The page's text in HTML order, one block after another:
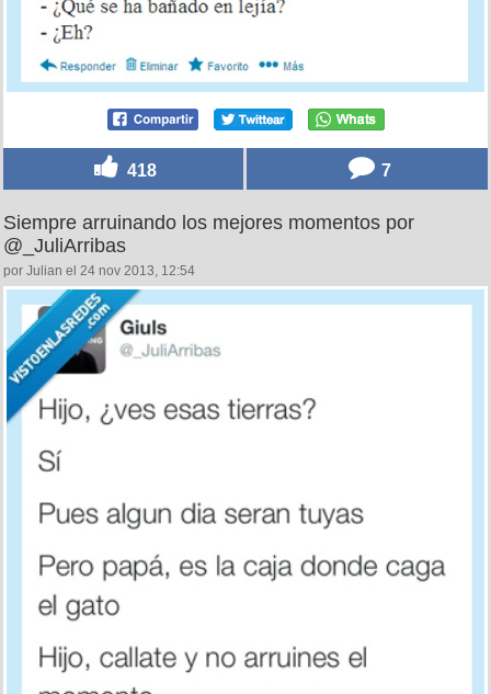
418 7
Siempre arruinando los mejores momentos por
@_JuliArribas
por Julian el 24 nov 2013, 12:54